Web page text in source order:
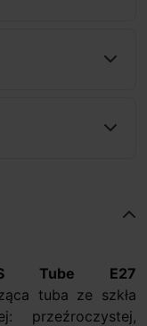
Tube E27
tuba ze szkła
przeźroczystej,